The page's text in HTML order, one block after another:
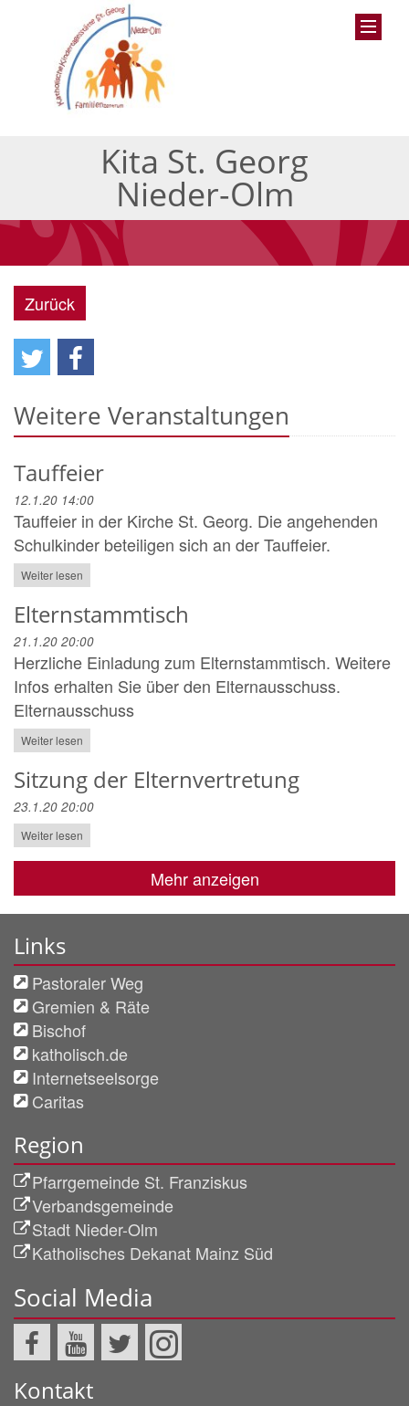
Kita St. Georg
Nieder-Olm
Zurück
Weitere Veranstaltungen
Tauffeier
12.1.20 14:00
Tauffeier in der Kirche St. Georg. Die angehenden
Schulkinder beteiligen sich an der Tauffeier.
Weiter lesen
Elternstammtisch
21.1.20 20:00
Herzliche Einladung zum Elternstammtisch. Weitere
Infos erhalten Sie über den Elternausschuss.
Elternausschuss
Weiter lesen
Sitzung der Elternvertretung
23.1.20 20:00
Weiter lesen
Mehr anzeigen
Links
Pastoraler Weg
Gremien & Räte
Bischof
katholisch.de
Internetseelsorge
Caritas
Region
Pfarrgemeinde St. Franziskus
Verbandsgemeinde
Stadt Nieder-Olm
Katholisches Dekanat Mainz Süd
Social Media
Kontakt